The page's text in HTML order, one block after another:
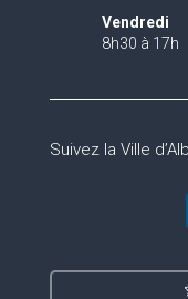
Vendredi
8h30 à 17h
Suivez la Ville